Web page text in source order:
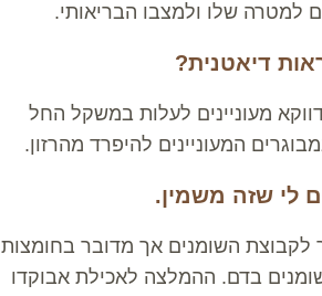
שלו ולמצבו הבריאותי.
דיאטנית?
מעוניינים לעלות במשקל החל
לי שזה משמין.
לקבוצת השומנים אך מדובר בחומצות
בדם. ההמלצה לאכילת אבוקדו